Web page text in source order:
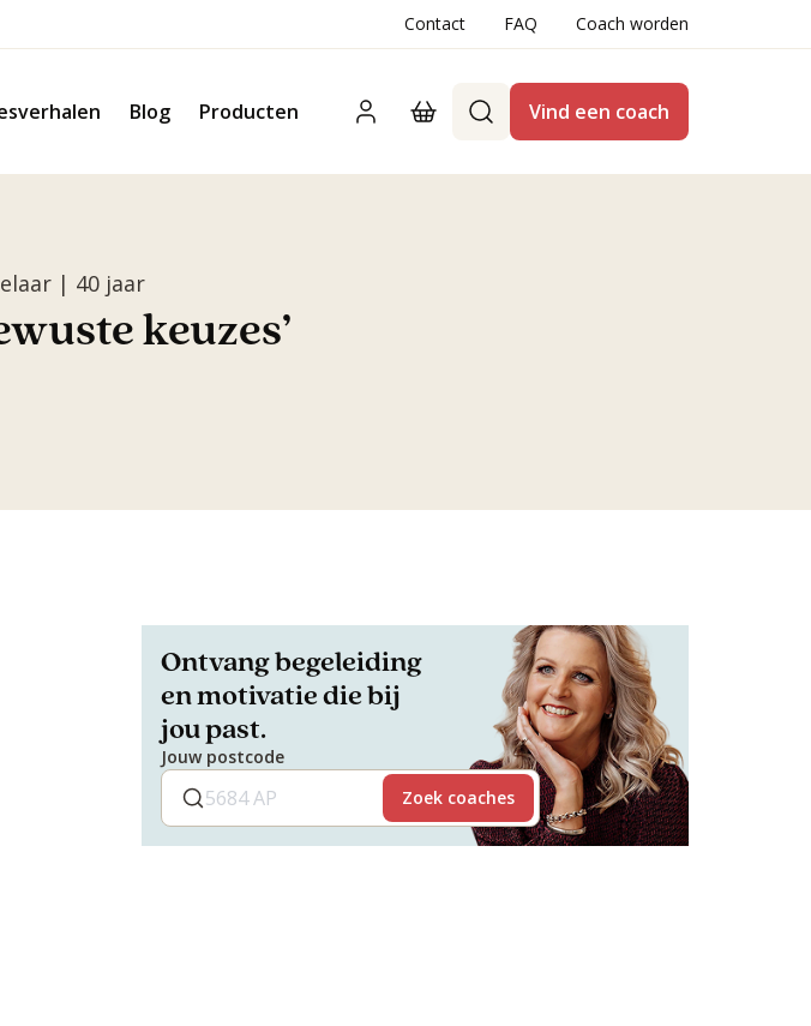
Contact FAQ Coach worden
Blog Producten Vind een coach
| 40 jaar
keuzes’
Ontvang begeleiding
en motivatie die bij
jou past.
Jouw postcode
Zoek coaches